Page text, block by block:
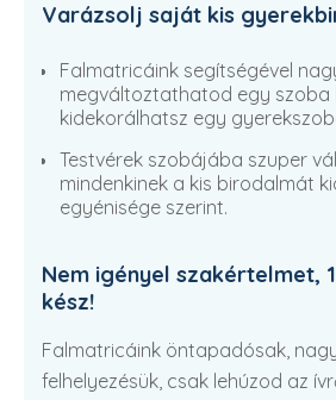
Varázsolj saját kis
Falmatricáink segítségével
megváltoztathatod egy szoba
kidekorálhatsz egy
Testvérek szobájába szuper
mindenkinek a kis birodalmát
egyénisége szerint.
Nem igényel szakértelmet,
kész!
Falmatricáink öntapadósak,
felhelyezésük, csak lehúzod az